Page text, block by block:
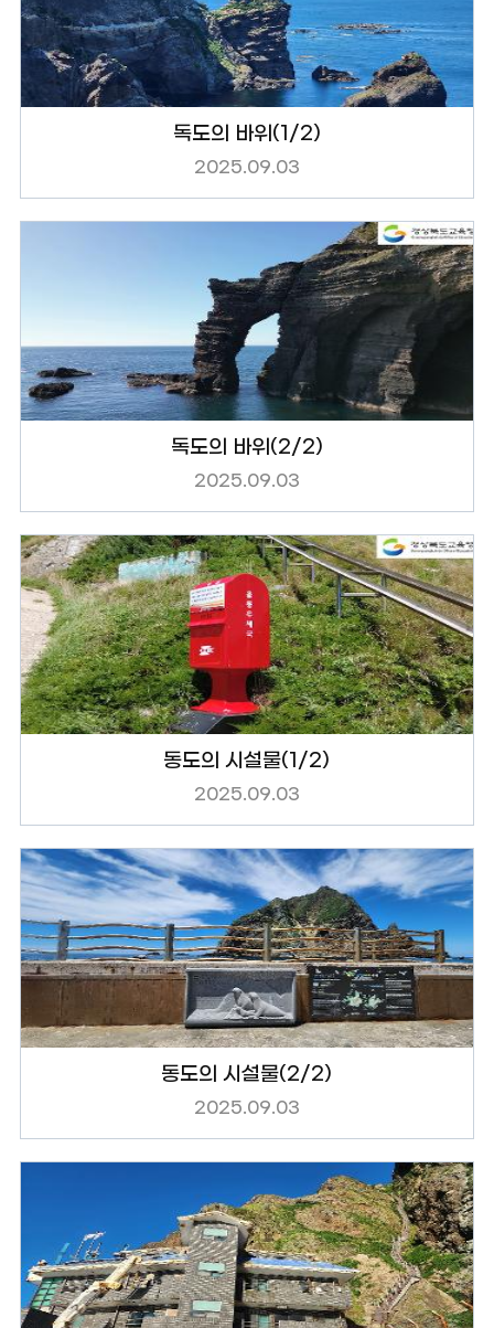
독도의 바위(1/2)
2025.09.03
독도의 바위(2/2)
2025.09.03
동도의 시설물(1/2)
2025.09.03
동도의 시설물(2/2)
2025.09.03